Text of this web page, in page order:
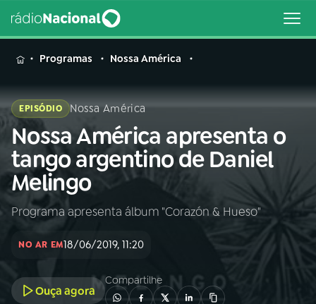
MENU
Buscar
na
Rádio
Nacional
Buscar
AO VIVO
Programas Nossa América
EPISÓDIO Nossa América
Nossa América apresenta o
tango argentino de Daniel
Melingo
Programa apresenta álbum "Corazón & Hueso"
NO AR EM18/06/2019, 11:20
Ouça agora
Compartilhe